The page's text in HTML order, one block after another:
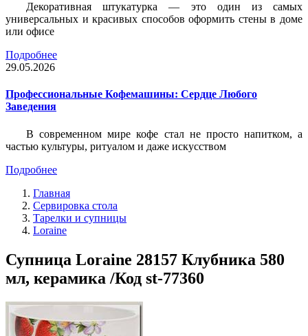
Декоративная штукатурка — это один из самых
универсальных и красивых способов оформить стены в доме
или офисе
Подробнее
29.05.2026
Профессиональные Кофемашины: Сердце Любого
Заведения
В современном мире кофе стал не просто напитком, а
частью культуры, ритуалом и даже искусством
Подробнее
Главная
Сервировка стола
Тарелки и супницы
Loraine
Супница Loraine 28157 Клубника 580
мл, керамика /Код st-77360